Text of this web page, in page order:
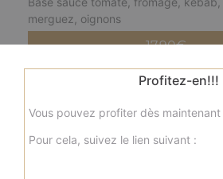
merguez, oignons
17.90€
Base crème fraîche, fromage, blanc
de terre, champignons, olives
Profitez-en!!!
Vous pouvez profiter dès maintenant
Pour cela, suivez le lien suivant :